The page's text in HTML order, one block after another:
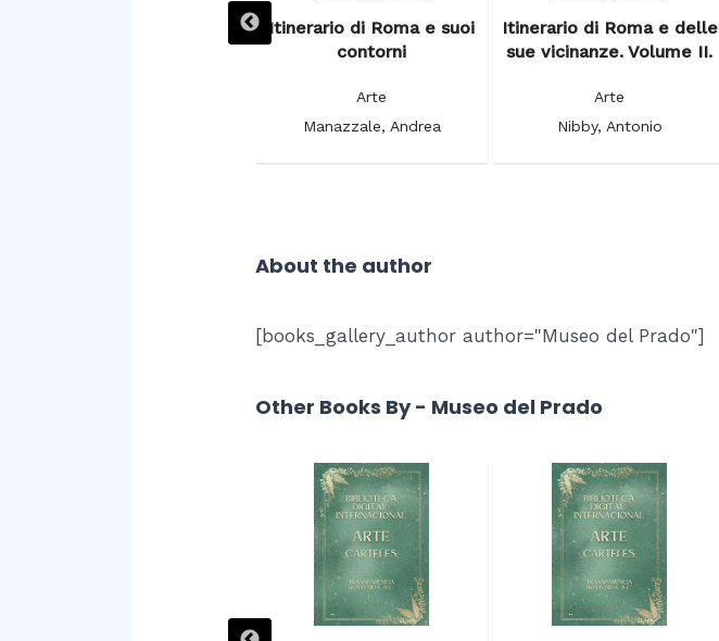
artistique et monumentale,
Itinerario di Roma e suoi
contorni
Arte
Manazzale, Andrea
Itinerario di Roma e delle
sue vicinanze. Volume II.
Arte
Nibby, Antonio
About the author
[books_gallery_author author="Museo del Prado"]
Other Books By - Museo del Prado